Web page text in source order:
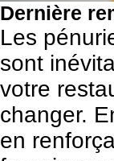
Dernière
Les
sont
votre
changer.
en